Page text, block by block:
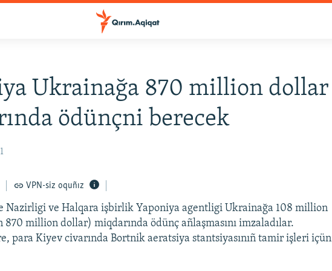
Ukrainağa 870 million dollar
ödünçni berecek
VPN-siz oquñız
Nazirligi ve Halqara işbirlik Yaponiya agentligi Ukrainağa 108 million
million dollar) miqdarında ödünç añlaşmasını imzaladılar.
para Kiyev civarında Bortnik aeratsiya stantsiyasınıñ tamir işleri içün